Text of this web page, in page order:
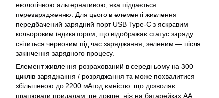
екологічною альтернативою, яка піддається
перезарядженню. Для цього в елементі живлення
передбачений зарядний порт USB Type-C з яскравим
кольоровим індикатором, що відображає статус заряду:
світиться червоним під час заряджання, зеленим — після
закінчення зарядного процесу.
Елемент живлення розрахований в середньому на 300
циклів заряджання / розряджання та може похвалитися
збільшеною до 2200 мАгод ємністю, що дозволяє
працювати приладам ще довше, ніж на батарейках АА.